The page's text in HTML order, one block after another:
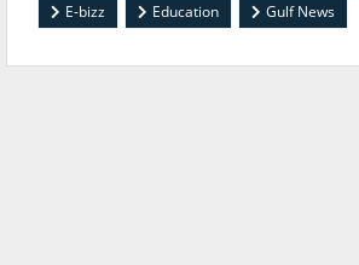
E-bizz
Education Gulf News